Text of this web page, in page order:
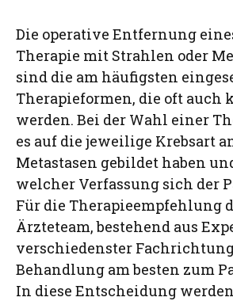
Die operative Entfernung
Therapie mit Strahlen oder
sind die am häufigsten
Therapieformen, die oft auch
werden. Bei der Wahl einer
es auf die jeweilige Krebsart
Metastasen gebildet haben
welcher Verfassung sich der
Für die Therapieempfehlung
Ärzteteam, bestehend aus
verschiedenster
Behandlung am besten zum
In diese Entscheidung werden